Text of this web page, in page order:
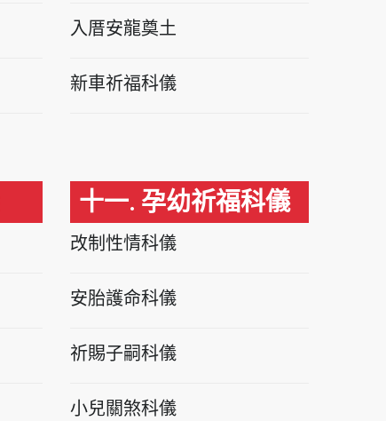
入厝安龍奠土
新車祈福科儀
十一. 孕幼祈福科儀
改制性情科儀
安胎護命科儀
祈賜子嗣科儀
小兒關煞科儀